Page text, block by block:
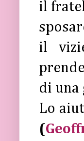
il
il
di una
Lo
(